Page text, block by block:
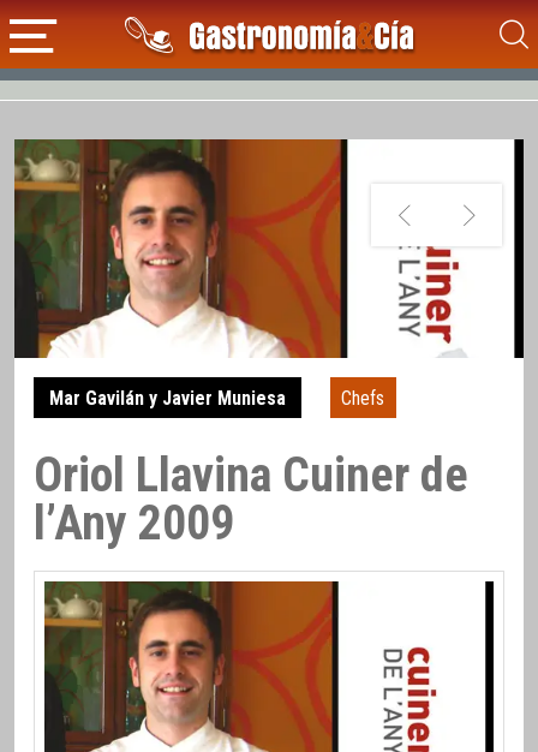
Mar Gavilán y Javier Muniesa Chefs
Oriol Llavina Cuiner de
l’Any 2009